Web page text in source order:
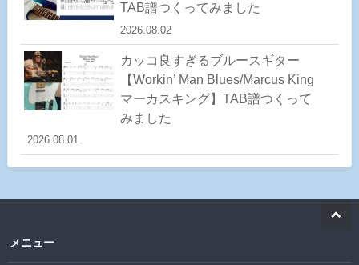
TAB譜つくってみました
2026.08.02
カッコ良すぎるブルースギター
【Workin’ Man Blues/Marcus King
マーカスキング】TAB譜つくって
みました
2026.08.01
メニュー